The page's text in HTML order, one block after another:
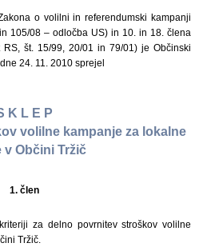
o volilni in referendumski kampanji
105/08 – odločba US) in 10. in 18. člena
št. 15/99, 20/01 in 79/01) je Občinski
24. 11. 2010 sprejel
K L E P
volilne kampanje za lokalne
v Občini Tržič
1. člen
za delno povrnitev stroškov volilne
Tržič.